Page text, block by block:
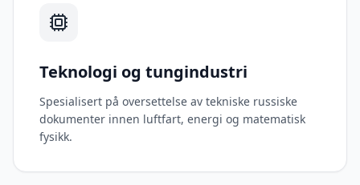
Teknologi og tungindustri
Spesialisert på oversettelse av tekniske russiske
dokumenter innen luftfart, energi og matematisk
fysikk.